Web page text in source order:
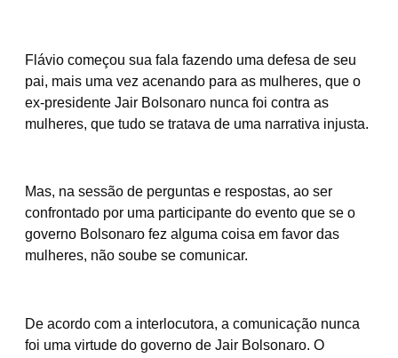
Flávio começou sua fala fazendo uma defesa de seu
pai, mais uma vez acenando para as mulheres, que o
ex-presidente Jair Bolsonaro nunca foi contra as
mulheres, que tudo se tratava de uma narrativa injusta.
Mas, na sessão de perguntas e respostas, ao ser
confrontado por uma participante do evento que se o
governo Bolsonaro fez alguma coisa em favor das
mulheres, não soube se comunicar.
De acordo com a interlocutora, a comunicação nunca
foi uma virtude do governo de Jair Bolsonaro. O